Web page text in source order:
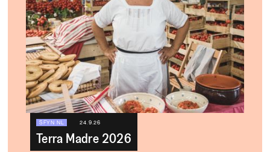
SFYN NL 24.9.26
Terra Madre 2026